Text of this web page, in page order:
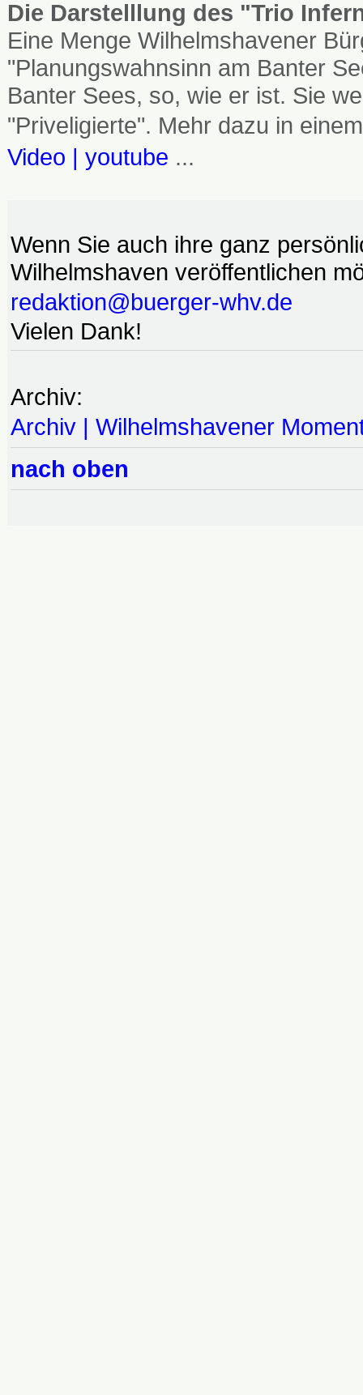
Die Darstelllung des "Trio
Eine Menge Wilhelmshavener
"Planungswahnsinn am Banter
Banter Sees, so, wie er ist. Sie
"Priveligierte". Mehr dazu in
Video | youtube ...
Wenn Sie auch ihre ganz
Wilhelmshaven veröffentlichen
redaktion@buerger-whv.de
Vielen Dank!
Archiv:
Archiv | Wilhelmshavener
nach oben